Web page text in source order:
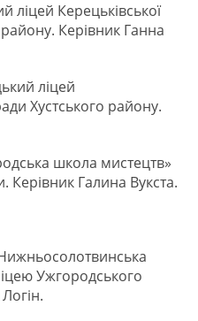
ліцей Керецьківської
району. Керівник Ганна
ліцей
Хустського району.
школа мистецтв»
Керівник Галина Вукста.
Ужгородського